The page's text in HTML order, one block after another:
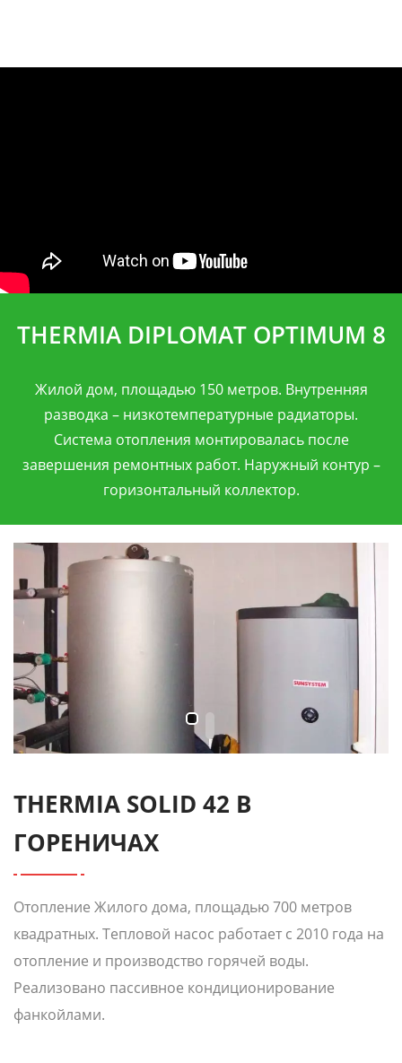
THERMIA DIPLOMAT OPTIMUM 8
Жилой дом, площадью 150 метров. Внутренняя
разводка – низкотемпературные радиаторы.
Система отопления монтировалась после
завершения ремонтных работ. Наружный контур –
горизонтальный коллектор.
THERMIA SOLID 42 В
ГОРЕНИЧАХ
Отопление Жилого дома, площадью 700 метров
квадратных. Тепловой насос работает с 2010 года на
отопление и производство горячей воды.
Реализовано пассивное кондиционирование
фанкойлами.